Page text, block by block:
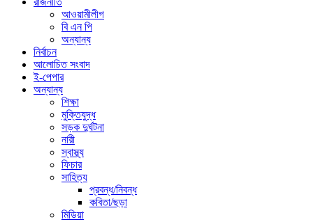
আওয়ামীলীগ
বি এন পি
অন্যান্য
নির্বাচন
আলোচিত সংবাদ
ই-পেপার
অন্যান্য
শিক্ষা
মুক্তিযুদ্ধ
সড়ক দুর্ঘটনা
নারী
স্বাস্থ্য
ফিচার
সাহিত্য
প্রবন্ধ/নিবন্ধ
কবিতা/ছড়া
মিডিয়া